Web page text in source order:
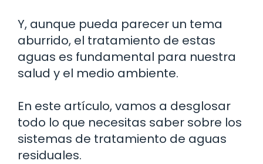
Y, aunque pueda parecer un tema
aburrido, el tratamiento de estas
aguas es fundamental para nuestra
salud y el medio ambiente.
En este artículo, vamos a desglosar
todo lo que necesitas saber sobre los
sistemas de tratamiento de aguas
residuales.